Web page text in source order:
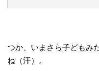
つか、いまさら子どもみ
ね（汗）。